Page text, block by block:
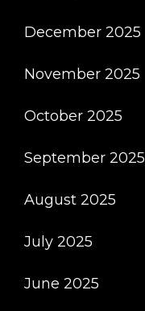
December 2025
November 2025
October 2025
September 2025
August 2025
July 2025
June 2025